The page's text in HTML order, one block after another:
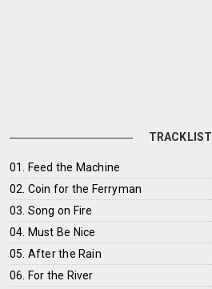
TRACKLIST
01. Feed the Machine
02. Coin for the Ferryman
03. Song on Fire
04. Must Be Nice
05. After the Rain
06. For the River